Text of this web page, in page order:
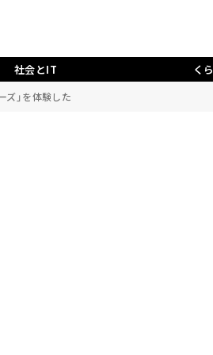
社会とIT く
ズ」を体験した